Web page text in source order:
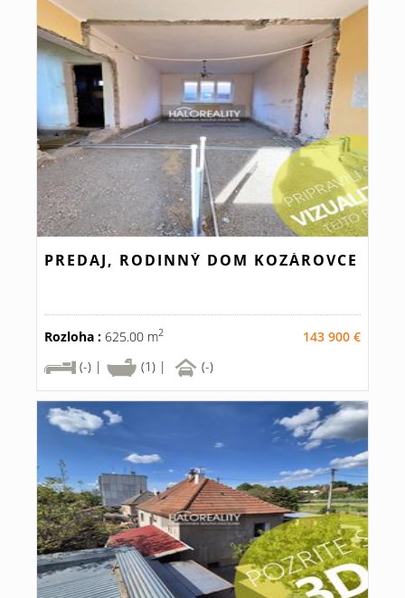
PREDAJ, RODINNÝ DOM KOZÁROVCE
Rozloha : 625.00 m2
143 900 €
(-) |
(1) | (-)